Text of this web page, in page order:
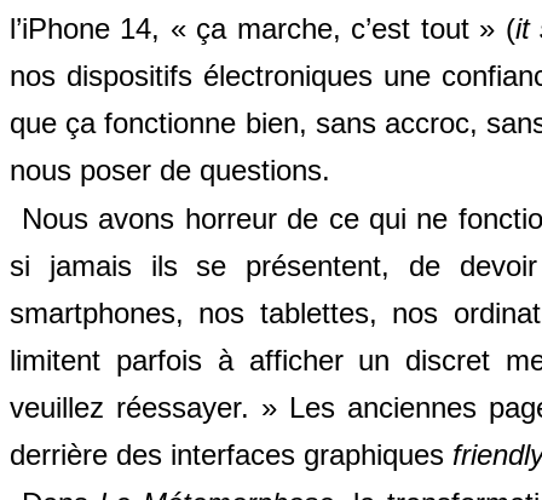
l’iPhone 14, « ça marche, c’est tout » (it
nos dispositifs électroniques une
que ça fonctionne bien, sans accroc,
nous poser de questions.
Nous avons horreur de ce qui ne
si jamais ils se présentent, de
smartphones, nos tablettes, nos
limitent parfois à afficher un discret
veuillez réessayer. » Les anciennes
derrière des interfaces graphiques